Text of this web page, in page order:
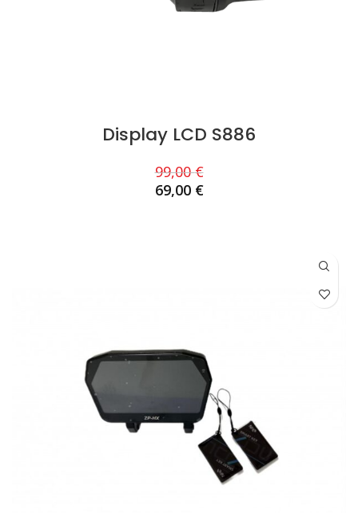
Display LCD S886
99,00€
69,00 €